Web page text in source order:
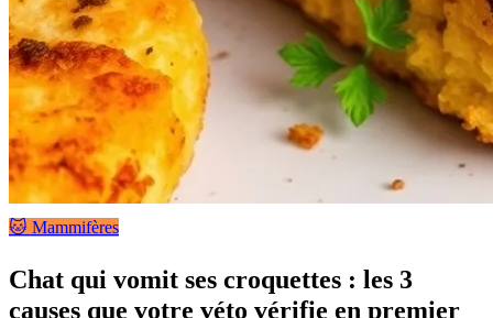
🐱 Mammifères
Chat qui vomit ses croquettes : les 3
causes que votre véto vérifie en premier